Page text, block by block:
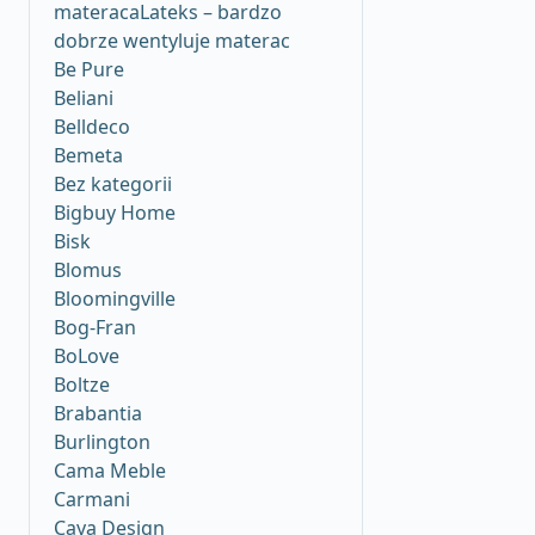
materacaLateks – bardzo
dobrze wentyluje materac
Be Pure
Beliani
Belldeco
Bemeta
Bez kategorii
Bigbuy Home
Bisk
Blomus
Bloomingville
Bog-Fran
BoLove
Boltze
Brabantia
Burlington
Cama Meble
Carmani
Caya Design